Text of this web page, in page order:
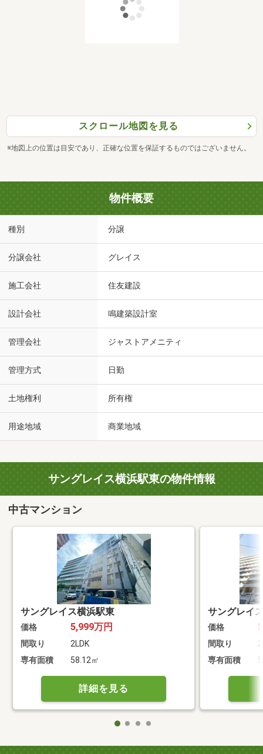
スクロール地図を見る
※地図上の位置は目安であり、正確な位置を保証するものではございません。
物件概要
種別 分譲
分譲会社 グレイス
施工会社 住友建設
設計会社 鳴建築設計室
管理会社 ジャストアメニティ
管理方式 日勤
土地権利 所有権
用途地域 商業地域
サングレイス横浜駅東の物件情報
中古マンション
サングレイス横浜駅東
価格 5,999万円
間取り
2LDK
専有面積
58.12㎡
詳細を見る
サングレイ
価格
間取り
専有面積